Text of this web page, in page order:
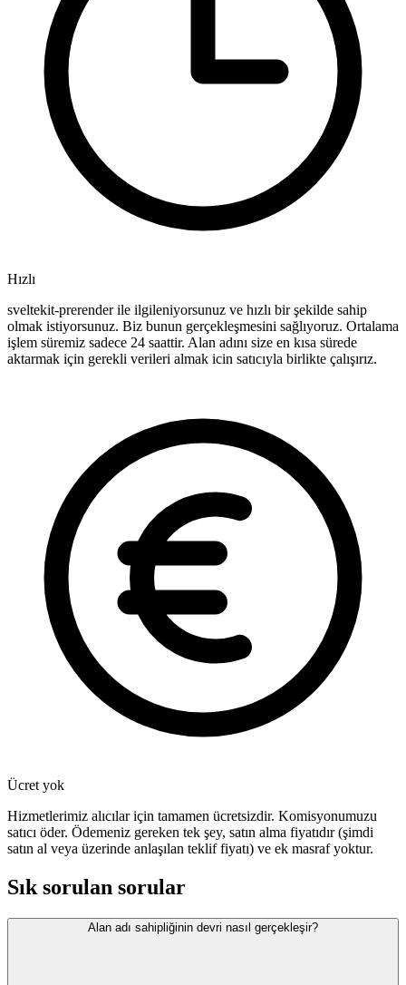
Hızlı
sveltekit-prerender ile ilgileniyorsunuz ve hızlı bir şekilde sahip
olmak istiyorsunuz. Biz bunun gerçekleşmesini sağlıyoruz. Ortalama
işlem süremiz sadece 24 saattir. Alan adını size en kısa sürede
aktarmak için gerekli verileri almak icin satıcıyla birlikte çalışırız.
Ücret yok
Hizmetlerimiz alıcılar için tamamen ücretsizdir. Komisyonumuzu
satıcı öder. Ödemeniz gereken tek şey, satın alma fiyatıdır (şimdi
satın al veya üzerinde anlaşılan teklif fiyatı) ve ek masraf yoktur.
Sık sorulan sorular
Alan adı sahipliğinin devri nasıl gerçekleşir?